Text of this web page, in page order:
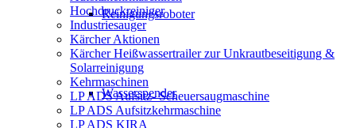
Reinigungsroboter
Wasserspender
Hochdruckreiniger
Industriesauger
Kärcher Aktionen
Kärcher Heißwassertrailer zur Unkrautbeseitigung &
Solarreinigung
Kehrmaschinen
LP ADS Aufsitz- Scheuersaugmaschine
LP ADS Aufsitzkehrmaschine
LP ADS KIRA